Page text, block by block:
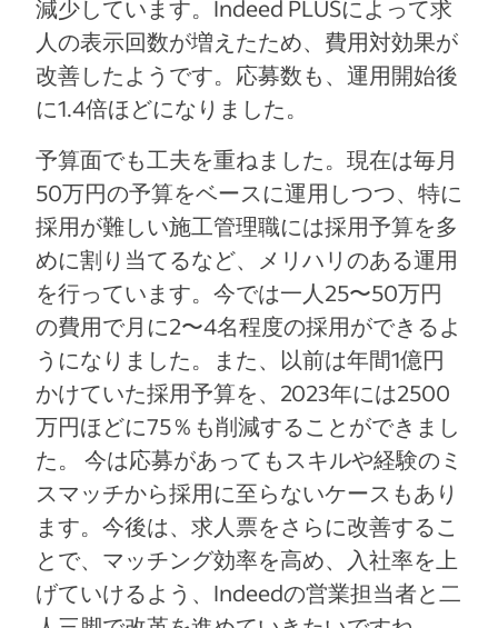
減少しています。Indeed PLUSによって求
人の表示回数が増えたため、費用対効果が
改善したようです。応募数も、運用開始後
に1.4倍ほどになりました。
予算面でも工夫を重ねました。現在は毎月
50万円の予算をベースに運用しつつ、特に
採用が難しい施工管理職には採用予算を多
めに割り当てるなど、メリハリのある運用
を行っています。今では一人25〜50万円
の費用で月に2〜4名程度の採用ができるよ
うになりました。また、以前は年間1億円
かけていた採用予算を、2023年には2500
万円ほどに75％も削減することができまし
た。 今は応募があってもスキルや経験のミ
スマッチから採用に至らないケースもあり
ます。今後は、求人票をさらに改善するこ
とで、マッチング効率を高め、入社率を上
げていけるよう、Indeedの営業担当者と二